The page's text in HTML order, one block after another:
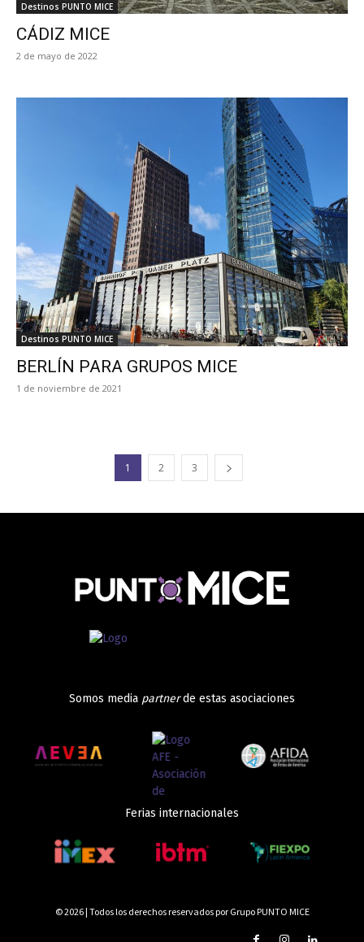
Destinos PUNTO MICE
CÁDIZ MICE
2 de mayo de 2022
Destinos PUNTO MICE
BERLÍN PARA GRUPOS MICE
1 de noviembre de 2021
1 2 3
Somos media partnerde estas asociaciones
Ferias internacionales
© 2026 | Todos los derechos reservados por Grupo PUNTO MICE